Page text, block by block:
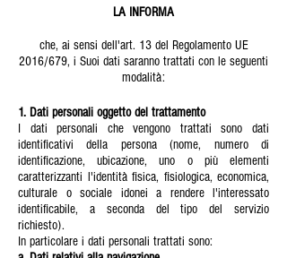
LA INFORMA
che, ai sensi dell'art. 13 del Regolamento UE
2016/679, i Suoi dati saranno trattati con le seguenti
modalità:
1. Dati personali oggetto del trattamento
I dati personali che vengono trattati sono dati
identificativi della persona (nome, numero di
identificazione, ubicazione, uno o più elementi
caratterizzanti l'identità fisica, fisiologica, economica,
culturale o sociale idonei a rendere l'interessato
identificabile, a seconda del tipo del servizio
richiesto).
In particolare i dati personali trattati sono: